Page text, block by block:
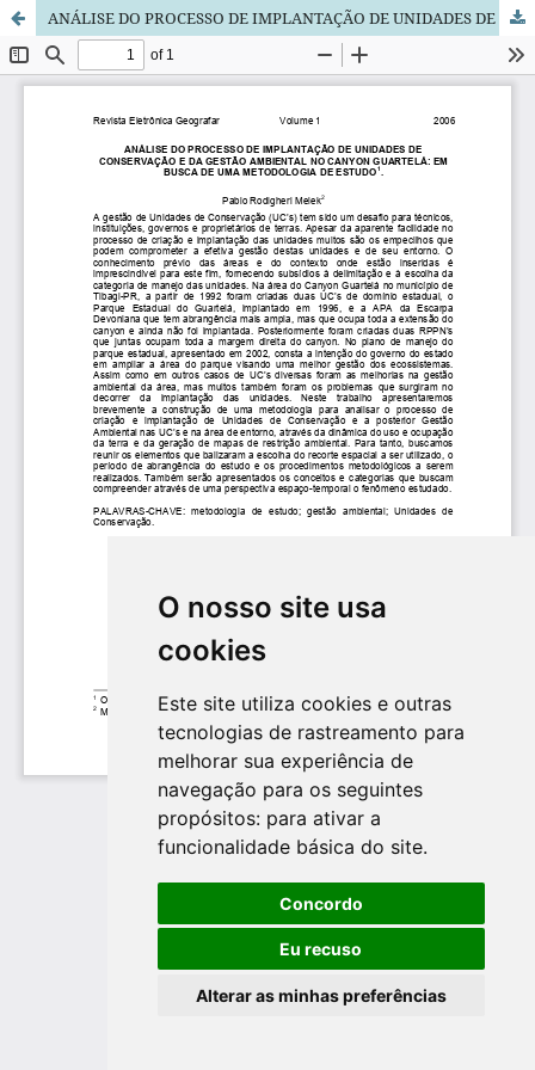
O nosso site usa
cookies
Este site utiliza cookies e outras
tecnologias de rastreamento para
melhorar sua experiência de
navegação para os seguintes
propósitos: para ativar a
funcionalidade básica do site.
Concordo
Eu recuso
Alterar as minhas preferências
ANÁLISE DO PROCESSO DE IMPLANTAÇÃO DE UNIDADES DE CONSERVAÇÃO E DA GESTÃO AMBIENTAL NO CANYON GUARTELÁ: EM BUSCA DE UMA METODOLOGIA DE ESTUDO.